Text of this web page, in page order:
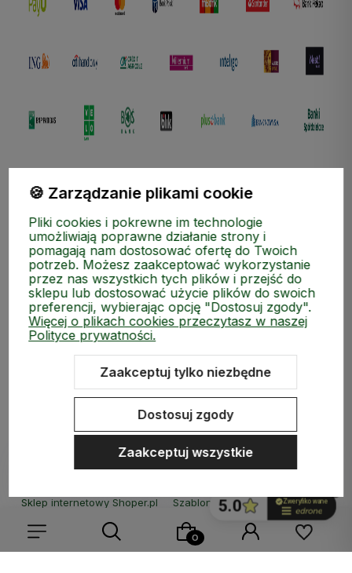
ZAKUPY
MEDIA SPOŁECZNOŚCIOWE
MOJE KONTO
Sklep internetowy Shoper.pl Szablon Shoper Modern 3.0™ od
🍪 Zarządzanie plikami cookie
Pliki cookies i pokrewne im technologie
umożliwiają poprawne działanie strony i
pomagają nam dostosować ofertę do Twoich
potrzeb. Możesz zaakceptować wykorzystanie
przez nas wszystkich tych plików i przejść do
sklepu lub dostosować użycie plików do swoich
preferencji, wybierając opcję "Dostosuj zgody".
Więcej o plikach cookies przeczytasz w naszej
Polityce prywatności.
Zaakceptuj tylko niezbędne
Dostosuj zgody
Zaakceptuj wszystkie